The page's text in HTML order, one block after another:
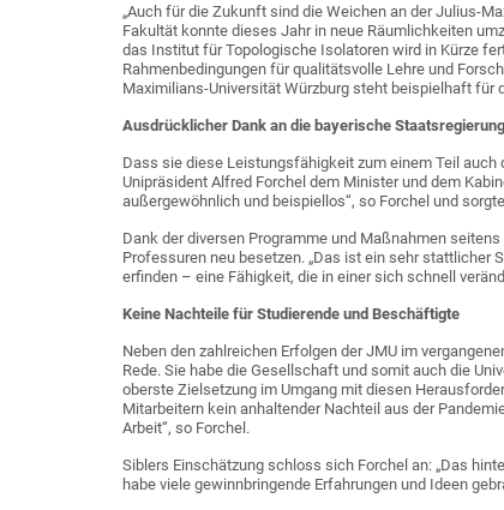
„Auch für die Zukunft sind die Weichen an der Julius-
Fakultät konnte dieses Jahr in neue Räumlichkeiten
das Institut für Topologische Isolatoren wird in Kürze
Rahmenbedingungen für qualitätsvolle Lehre und
Maximilians-Universität Würzburg steht beispielhaft für
Ausdrücklicher Dank an die bayerische Staatsregierung
Dass sie diese Leistungsfähigkeit zum einem Teil
Unipräsident Alfred Forchel dem Minister und dem
außergewöhnlich und beispiellos“, so Forchel und
Dank der diversen Programme und Maßnahmen
Professuren neu besetzen. „Das ist ein sehr stattlicher
erfinden – eine Fähigkeit, die in einer sich schnell
Keine Nachteile für Studierende und Beschäftigte
Neben den zahlreichen Erfolgen der JMU im
Rede. Sie habe die Gesellschaft und somit auch die
oberste Zielsetzung im Umgang mit diesen
Mitarbeitern kein anhaltender Nachteil aus der
Arbeit“, so Forchel.
Siblers Einschätzung schloss sich Forchel an: „Das
habe viele gewinnbringende Erfahrungen und Ideen